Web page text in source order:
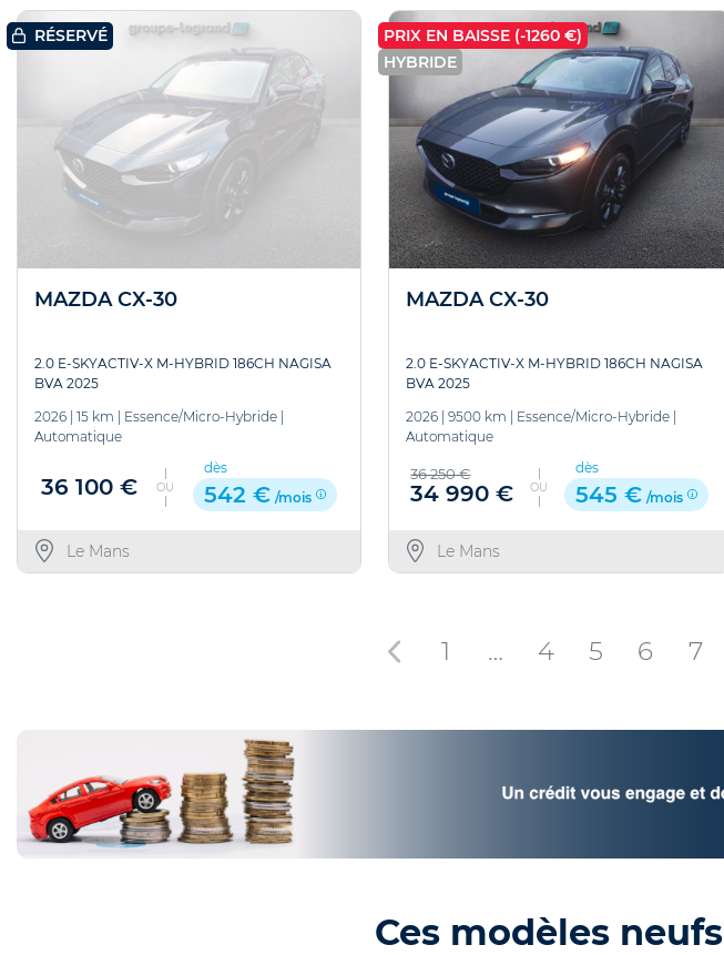
RÉSERVÉ
MAZDA CX-30
2.0 E-SKYACTIV-X M-HYBRID 186CH NAGISA
BVA 2025
2026 | 15 km | Essence/Micro-Hybride |
Automatique
36 100 € OU
dès
542 € /mois
Le Mans
PRIX EN BAISSE (-1260 €)
HYBRIDE
MAZDA CX-30
2.0 E-SKYACTIV-X M-HYBRID 186CH NAGISA
BVA 2025
2026| 9500 km | Essence/Micro-Hybride|
Automatique
36 250 €
34 990 € OU
dès
545 € /mois
Le Mans
1 … 4 5 6 7
Ces modèles neufs